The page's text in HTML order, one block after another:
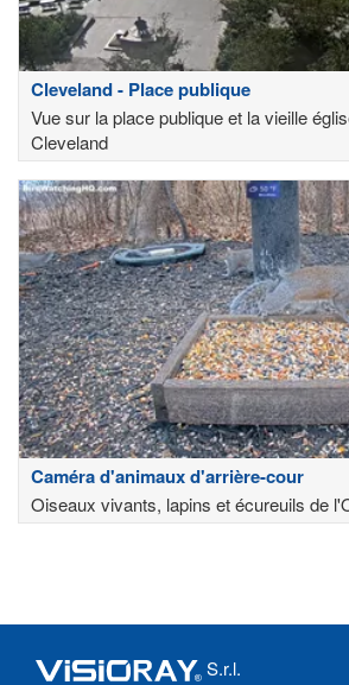
Cleveland - Place publique
Vue sur la place publique et la vieille
Cleveland
Caméra d'animaux d'arrière-cour
Oiseaux vivants, lapins et écureuils de
S.r.l.